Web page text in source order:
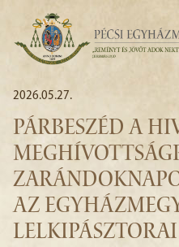
2026.05.27.
PÁRBESZÉD A
AZ
LELKIPÁSZTORAI